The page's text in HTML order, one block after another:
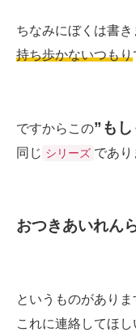
ちなみにぼくは書き
持ち歩かないつもり
ですからこの”も
同じ シリーズ であり
おつきあいれん
というものがありま
これに連絡してほし